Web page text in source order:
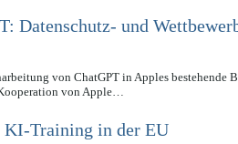
Datenschutz- und
von ChatGPT in Apples bestehende
von Apple…
KI-Training in der EU